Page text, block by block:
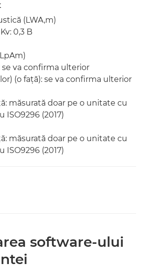
(LWA,m)
0,3 B
va confirma ulterior
(o faţă): se va confirma ulterior
măsurată doar pe o unitate cu
ISO9296 (2017)
măsurată doar pe o unitate cu
ISO9296 (2017)
software-ului